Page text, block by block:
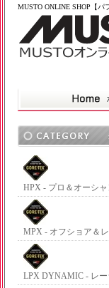
MUSTO ONLINE SHOP【パ
HPX - プロ＆オーシャ
MPX - オフショア＆
LPX DYNAMIC - レ